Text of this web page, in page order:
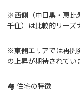
※西側（中目黒・恵比
千住）は比較的リーズ
※東側エリアでは再開
の上昇が期待されてい
🏘 住宅の特徴